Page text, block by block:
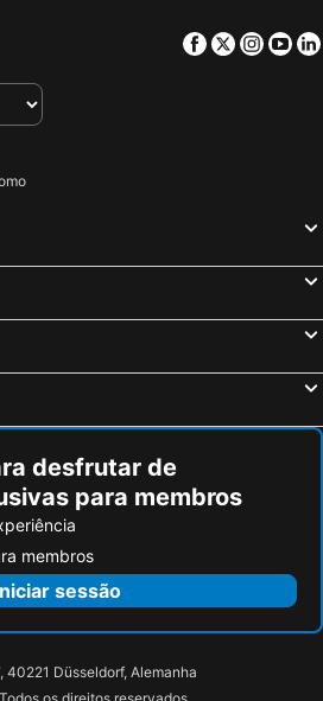
Facebook
Twitter
desfrutar de
para membros
membros
sessão
40221 Düsseldorf, Alemanha